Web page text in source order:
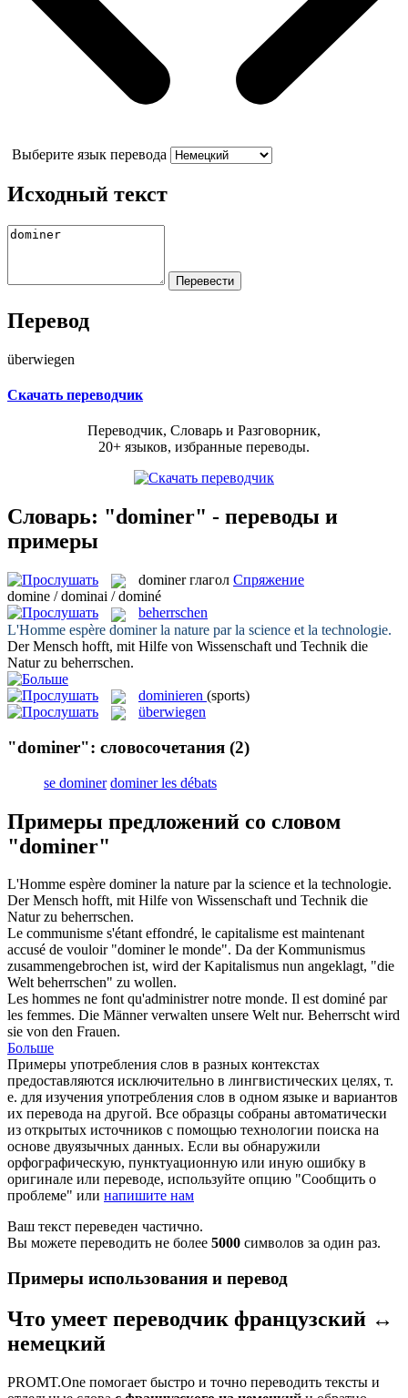
Выберите язык перевода
Исходный текст
Перевод
überwiegen
Скачать переводчик
Переводчик, Словарь и Разговорник,
20+ языков, избранные переводы.
Словарь: "dominer" - переводы и
примеры
dominer глагол Спряжение
domine / dominai / dominé
beherrschen
L'Homme espère dominerla nature par la science et la technologie.
Der Mensch hofft, mit Hilfe von Wissenschaft und Technik die
Natur zu beherrschen.
dominieren (sports)
überwiegen
"dominer": словосочетания (2)
se dominer dominer les débats
Примеры предложений со словом
"dominer"
L'Homme espère dominerla nature par la science et la technologie.
Der Mensch hofft, mit Hilfe von Wissenschaft und Technik die
Natur zu beherrschen.
Le communisme s'étant effondré, le capitalisme est maintenant
accusé de vouloir "dominerle monde". Da der Kommunismus
zusammengebrochen ist, wird der Kapitalismus nun angeklagt, "die
Weltbeherrschen" zu wollen.
Les hommes ne font qu'administrer notre monde. Il estdominé par
les femmes. Die Männer verwalten unsere Welt nur. Beherrschtwird
sie von den Frauen.
Больше
Примеры употребления слов в разных контекстах
предоставляются исключительно в лингвистических целях, т.
е. для изучения употребления слов в одном языке и вариантов
их перевода на другой. Все образцы собраны автоматически
из открытых источников с помощью технологии поиска на
основе двуязычных данных. Если вы обнаружили
орфографическую, пунктуационную или иную ошибку в
оригинале или переводе, используйте опцию "Сообщить о
проблеме" или напишите нам
Ваш текст переведен частично.
Вы можете переводить не более 5000 символов за один раз.
Примеры использования и перевод
Что умеет переводчик французский ↔
немецкий
PROMT.One помогает быстро и точно переводить тексты и